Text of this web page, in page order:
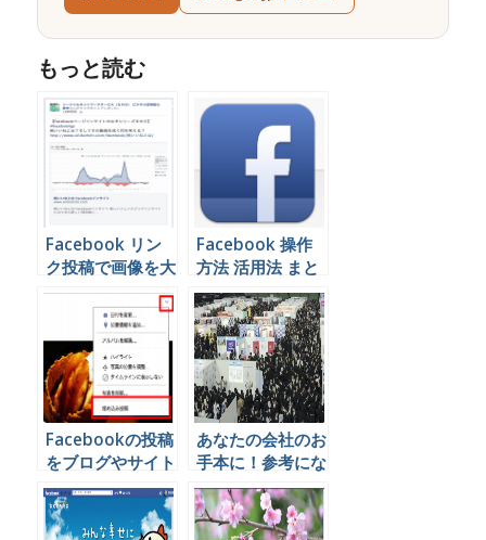
もっと読む
Facebook リン
ク投稿で画像を大
きく表示させる方
Facebook 操作
方法 活用法 まと
め
Facebookの投稿
をブログやサイト
に埋め込む方法
あなたの会社のお
手本に！参考にな
る新卒採用
Facebookページ